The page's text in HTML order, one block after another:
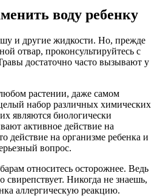
воду ребенку
и другие жидкости. Но, прежде
отвар, проконсультируйтесь с
достаточно часто вызывают у
растении, даже самом
набор различных химических
являются биологически
активное действие на
действие на организме ребенка и
вопрос.
относитесь осторожнее. Ведь
свирепствует. Никогда не знаешь,
аллергическую реакцию.